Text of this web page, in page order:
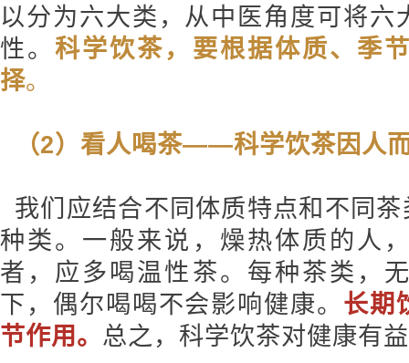
以分为六大类，从中医角度可将
性。科学饮茶，要根据体质、季
择。
（2）看人喝茶——科学饮茶因人
我们应结合不同体质特点和不同
种类。一般来说，燥热体质的人
者，应多喝温性茶。每种茶类，
下，偶尔喝喝不会影响健康。 长期
节作用。 总之， 科学饮茶对健康有